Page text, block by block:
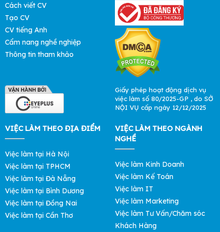
Cách viết CV
Tạo CV
CV tiếng Anh
Cẩm nang nghề nghiệp
Thông tin tham khảo
Giấy phép hoạt động dịch vụ
việc làm số 80/2025-GP , do SỞ
NỘI VỤ cấp ngày 12/12/2025
VIỆC LÀM THEO ĐỊA ĐIỂM
Việc làm tại Hà Nội
Việc làm tại TPHCM
Việc làm tại Đà Nẵng
Việc làm tại Bình Dương
Việc làm tại Đồng Nai
Việc làm tại Cần Thơ
VIỆC LÀM THEO NGÀNH
NGHỀ
Việc làm Kinh Doanh
Việc làm Kế Toán
Việc làm IT
Việc làm Marketing
Việc làm Tư Vấn/Chăm sóc
Khách Hàng